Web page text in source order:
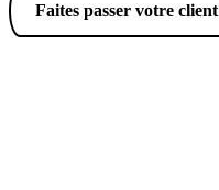
Faites passer votre client